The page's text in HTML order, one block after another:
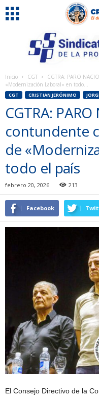
Inicio CGT
CGTRA: PARO
«Modernización Laboral» en todo...
CGT CRISTIAN JERÓNIMO
CGTRA:
contundente
de
todo el país
febrero 20, 2026 213
Facebook
El Consejo Directivo de la